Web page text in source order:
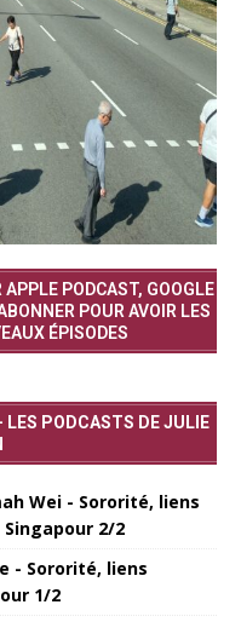
PODCAST, GOOGLE
POUR AVOIR LES
ÉPISODES
LES PODCASTS DE JULIE
Wei - Sororité, liens
2/2
- Sororité, liens
1/2